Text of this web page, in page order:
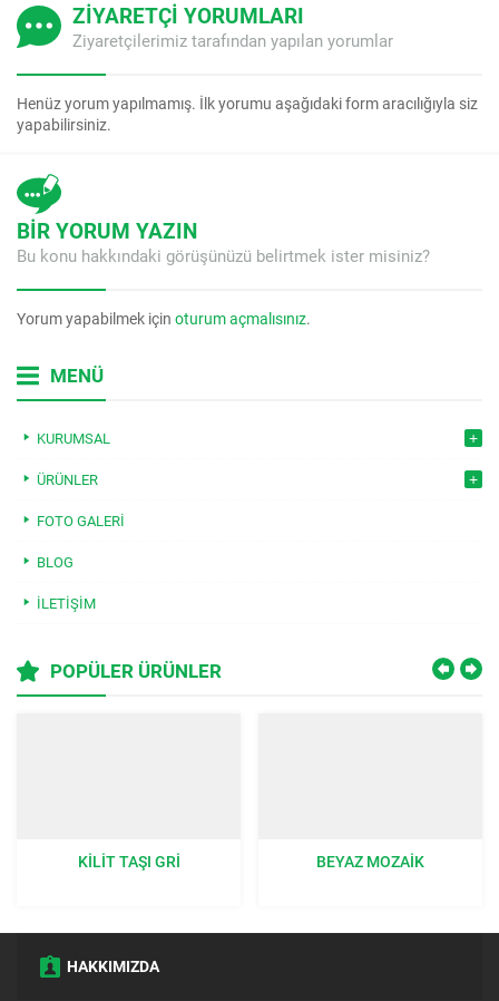
ZİYARETÇİ YORUMLARI
Ziyaretçilerimiz tarafından yapılan yorumlar
Henüz yorum yapılmamış. İlk yorumu aşağıdaki form aracılığıyla siz
yapabilirsiniz.
BİR YORUM YAZIN
Bu konu hakkındaki görüşünüzü belirtmek ister misiniz?
Yorum yapabilmek için oturum açmalısınız.
MENÜ
KURUMSAL
ÜRÜNLER
FOTO GALERI
BLOG
İLETIŞIM
POPÜLER ÜRÜNLER
KILIT TAŞI GRI BEYAZ MOZAIK
HAKKIMIZDA